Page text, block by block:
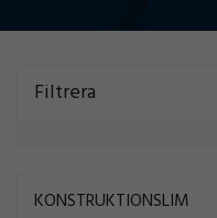
Filtrera
KONSTRUKTIONSLIM